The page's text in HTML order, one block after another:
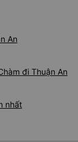
An
đi Thuận An
nhất